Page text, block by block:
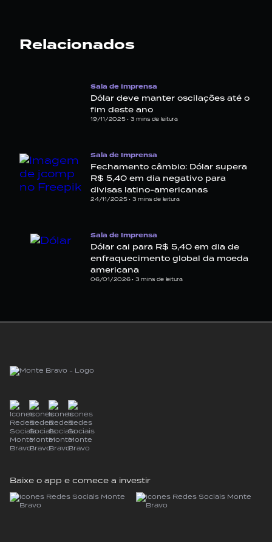
Relacionados
Sala de Imprensa
Dólar deve manter oscilações até o
fim deste ano
19/11/2025 • 3 mins de leitura
Sala de Imprensa
Fechamento câmbio: Dólar supera
R$ 5,40 em dia negativo para
divisas latino-americanas
24/11/2025 • 3 mins de leitura
Sala de Imprensa
Dólar cai para R$ 5,40 em dia de
enfraquecimento global da moeda
americana
06/01/2026 • 3 mins de leitura
Baixe o app e comece a investir